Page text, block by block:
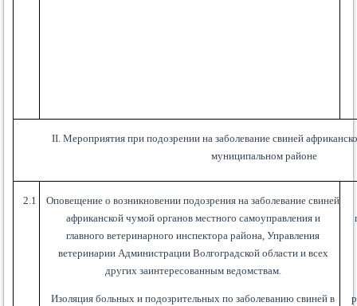
II. Мероприятия при подозрении на заболевание свиней
муниципальном районе
2.1
Оповещение о возникновении подозрения на заболевание свиней
африканской чумой органов местного самоуправления и
главного ветеринарного инспектора района, Управления
ветеринарии Администрации Волгоградской области и всех
других заинтересованным ведомствам.
Изоляция больных и подозрительных по заболеванию свиней в